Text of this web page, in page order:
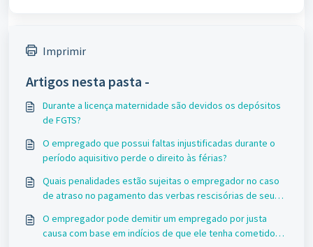
Imprimir
Artigos nesta pasta -
Durante a licença maternidade são devidos os depósitos
de FGTS?
O empregado que possui faltas injustificadas durante o
período aquisitivo perde o direito às férias?
Quais penalidades estão sujeitas o empregador no caso
de atraso no pagamento das verbas rescisórias de seu
O empregador pode demitir um empregado por justa
causa com base em indícios de que ele tenha cometido